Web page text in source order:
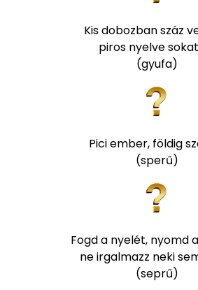
Kis dobozban száz
piros nyelve
(gyufa)
Pici ember, földig
(sperű)
Fogd a nyelét, nyomd
ne irgalmazz neki
(seprű)